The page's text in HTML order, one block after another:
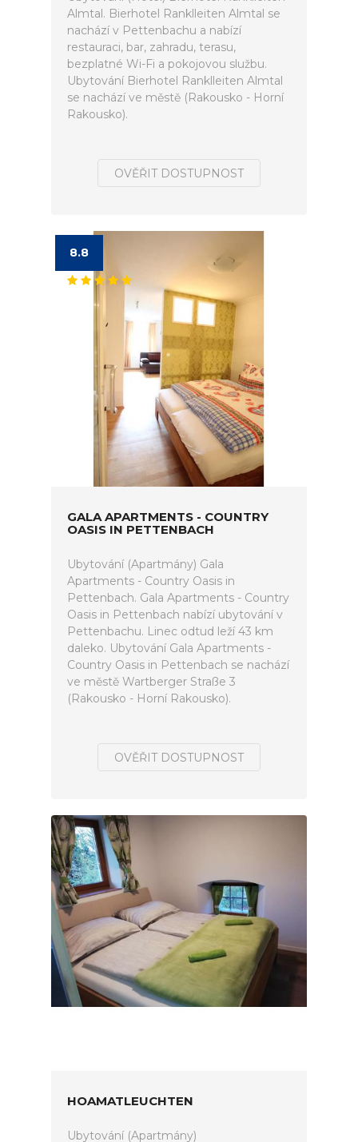
Almtal. Bierhotel Ranklleiten Almtal se
nachází v Pettenbachu a nabízí
restauraci, bar, zahradu, terasu,
bezplatné Wi-Fi a pokojovou službu.
Ubytování Bierhotel Ranklleiten Almtal
se nachází ve městě (Rakousko - Horní
Rakousko).
OVĚŘIT DOSTUPNOST
8.8
GALA APARTMENTS - COUNTRY
OASIS IN PETTENBACH
Ubytování (Apartmány) Gala
Apartments - Country Oasis in
Pettenbach. Gala Apartments - Country
Oasis in Pettenbach nabízí ubytování v
Pettenbachu. Linec odtud leží 43 km
daleko. Ubytování Gala Apartments -
Country Oasis in Pettenbach se nachází
ve městě Wartberger Straße 3
(Rakousko - Horní Rakousko).
OVĚŘIT DOSTUPNOST
HOAMATLEUCHTEN
Ubytování (Apartmány)